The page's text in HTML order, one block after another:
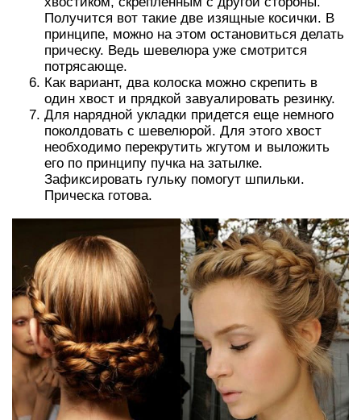
Получится вот такие две изящные косички. В
принципе, можно на этом остановиться делать
прическу. Ведь шевелюра уже смотрится
потрясающе.
Как вариант, два колоска можно скрепить в
один хвост и прядкой завуалировать резинку.
Для нарядной укладки придется еще немного
поколдовать с шевелюрой. Для этого хвост
необходимо перекрутить жгутом и выложить
его по принципу пучка на затылке.
Зафиксировать гульку помогут шпильки.
Прическа готова.